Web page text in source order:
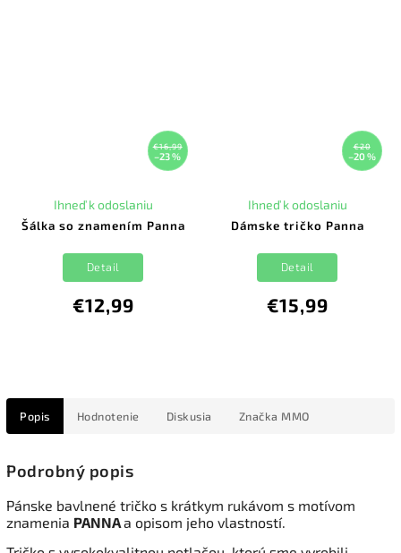
€16,99
–23 %
Šálka so znamením Panna
Ihneď k odoslaniu
€12,99
Detail
€20
–20 %
Dámske tričko Panna
Ihneď k odoslaniu
€15,99
Detail
Popis Hodnotenie Diskusia Značka MMO
Podrobný popis
Pánske bavlnené tričko s krátkym rukávom s motívom
znamenia PANNAa opisom jeho vlastností.